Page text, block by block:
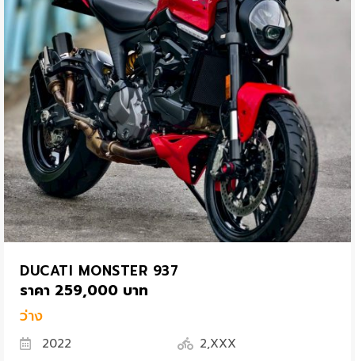
DUCATI MONSTER 937
ราคา 259,000 บาท
ว่าง
2022
2,XXX